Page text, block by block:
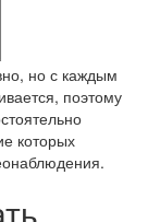
но с каждым
поэтому
которых